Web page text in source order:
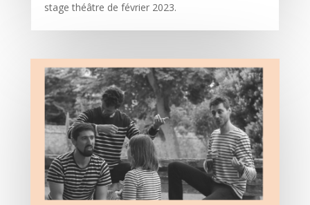
stage théâtre de février 2023.